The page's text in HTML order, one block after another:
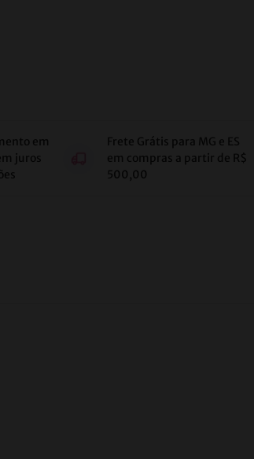
em
juros
Frete Grátis para MG e ES
em compras a partir de R$
500,00